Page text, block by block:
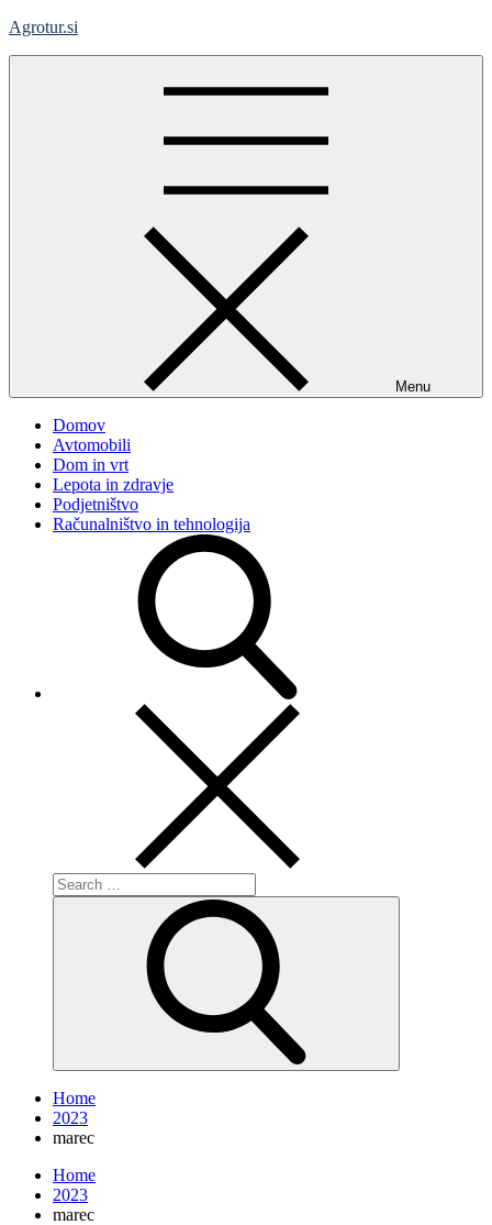
Skip
Agrotur.si
Menu
Domov
Avtomobili
Dom in vrt
Lepota in zdravje
Podjetništvo
Računalništvo in tehnologija
Search
for:
Home
2023
marec
Home
2023
marec